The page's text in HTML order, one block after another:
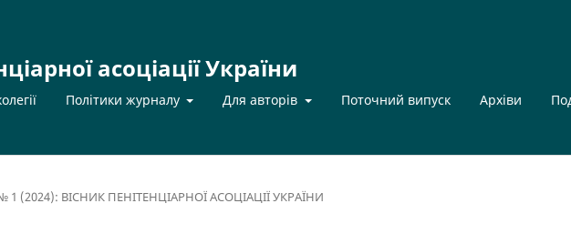
асоціації України
Політики журналу Для авторів Поточний випуск Архіви
1 (2024): ВІСНИК ПЕНІТЕНЦІАРНОЇ АСОЦІАЦІЇ УКРАЇНИ